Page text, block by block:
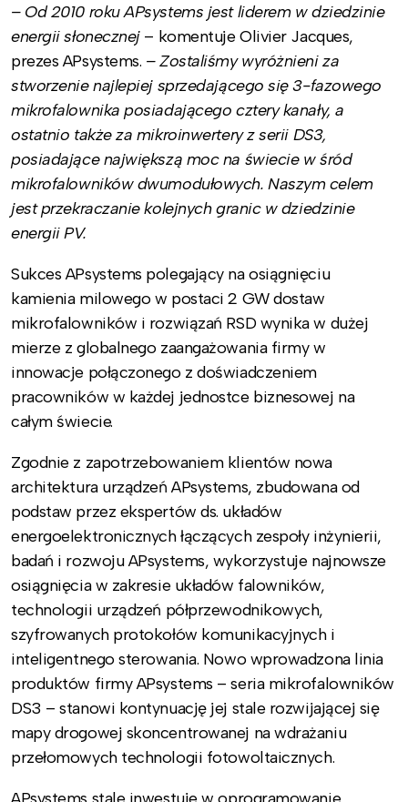
– Od 2010 roku APsystems jest liderem w dziedzinie
energii słonecznej– komentuje Olivier Jacques,
prezes APsystems. – Zostaliśmy wyróżnieni za
stworzenie najlepiej sprzedającego się 3-fazowego
mikrofalownika posiadającego cztery kanały, a
ostatnio także za mikroinwertery z serii DS3,
posiadające największą moc na świecie w śród
mikrofalowników dwumodułowych. Naszym celem
jest przekraczanie kolejnych granic w dziedzinie
energii PV.
Sukces APsystems polegający na osiągnięciu
kamienia milowego w postaci 2 GW dostaw
mikrofalowników i rozwiązań RSD wynika w dużej
mierze z globalnego zaangażowania firmy w
innowacje połączonego z doświadczeniem
pracowników w każdej jednostce biznesowej na
całym świecie.
Zgodnie z zapotrzebowaniem klientów nowa
architektura urządzeń APsystems, zbudowana od
podstaw przez ekspertów ds. układów
energoelektronicznych łączących zespoły inżynierii,
badań i rozwoju APsystems, wykorzystuje najnowsze
osiągnięcia w zakresie układów falowników,
technologii urządzeń półprzewodnikowych,
szyfrowanych protokołów komunikacyjnych i
inteligentnego sterowania. Nowo wprowadzona linia
produktów firmy APsystems – seria mikrofalowników
DS3 – stanowi kontynuację jej stale rozwijającej się
mapy drogowej skoncentrowanej na wdrażaniu
przełomowych technologii fotowoltaicznych.
APsystems stale inwestuje w oprogramowanie